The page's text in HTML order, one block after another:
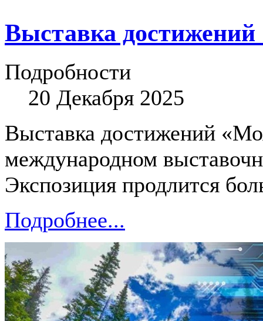
Выставка
Подробности
20 Декабря 2025
Выставка достижений
международном
Экспозиция продлится
Подробнее...